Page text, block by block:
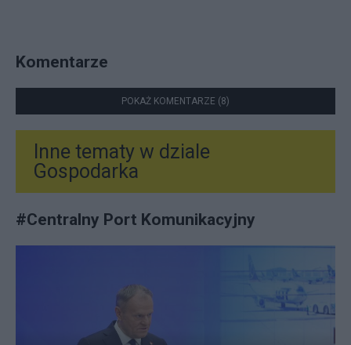
Komentarze
POKAŻ KOMENTARZE (8)
Inne tematy w dziale
Gospodarka
#Centralny Port Komunikacyjny